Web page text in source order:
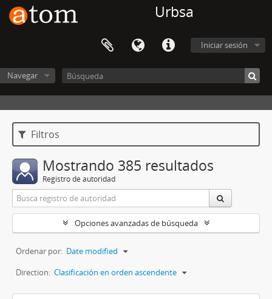
Urbsa
Iniciar sesión
Navegar
Filtros
Mostrando 385 resultados
Registro de autoridad
Opciones avanzadas de búsqueda
Ordenar por: Date modified
Direction: Clasificación en orden ascendente